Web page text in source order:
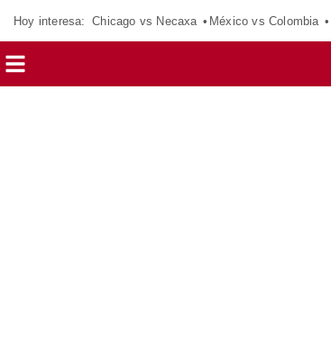
Hoy interesa: Chicago vs Necaxa México vs Colombia